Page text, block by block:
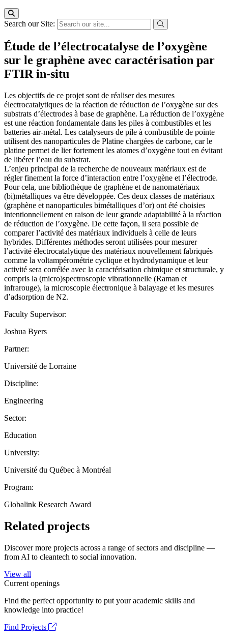
Search our Site:
Étude de l’électrocatalyse de l’oxygène
sur le graphène avec caractérisation par
FTIR in-situ
Les objectifs de ce projet sont de réaliser des mesures
électrocatalytiques de la réaction de réduction de l’oxygène sur des
substrats d’électrodes à base de graphène. La réduction de l’oxygène
est une réaction fondamentale dans les piles à combustibles et les
batteries air-métal. Les catalyseurs de pile à combustible de pointe
utilisent des nanoparticules de Platine chargées de carbone, car le
platine permet de lier fortement les atomes d’oxygène tout en évitant
de libérer l’eau du substrat.
L’enjeu principal de la recherche de nouveaux matériaux est de
régler finement la force d’interaction entre l’oxygène et l’électrode.
Pour cela, une bibliothèque de graphène et de nanomatériaux
(bi)métalliques va être développée. Ces deux classes de matériaux
(graphène et nanoparticules bimétalliques d’or) ont été choisies
intentionnellement en raison de leur grande adaptabilité à la réaction
de réduction de l’oxygène. De cette façon, il sera possible de
comparer l’activité des matériaux individuels à celle de leurs
hybrides. Différentes méthodes seront utilisées pour mesurer
l’activité électrocatalytique des matériaux nouvellement fabriqués
comme la voltampérométrie cyclique et hydrodynamique et leur
activité sera corrélée avec la caractérisation chimique et structurale, y
compris la (micro)spectroscopie vibrationnelle (Raman et
infrarouge), la microscopie électronique à balayage et les mesures
d’adsorption de N2.
Faculty Supervisor:
Joshua Byers
Partner:
Université de Lorraine
Discipline:
Engineering
Sector:
Education
University:
Université du Québec à Montréal
Program:
Globalink Research Award
Related projects
Discover more projects across a range of sectors and discipline —
from AI to cleantech to social innovation.
View all
Current openings
Find the perfect opportunity to put your academic skills and
knowledge into practice!
Find Projects